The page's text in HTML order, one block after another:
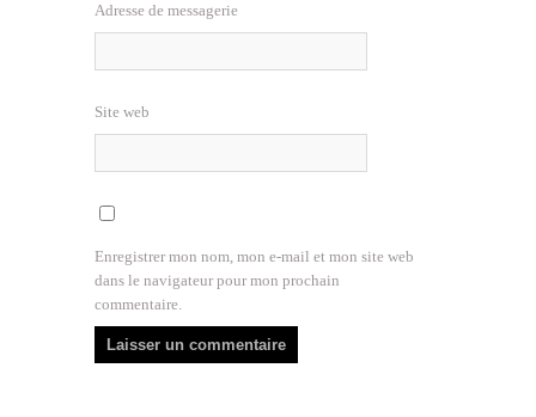
Adresse de messagerie
Site web
Enregistrer mon nom, mon e-mail et mon site web
dans le navigateur pour mon prochain
commentaire.